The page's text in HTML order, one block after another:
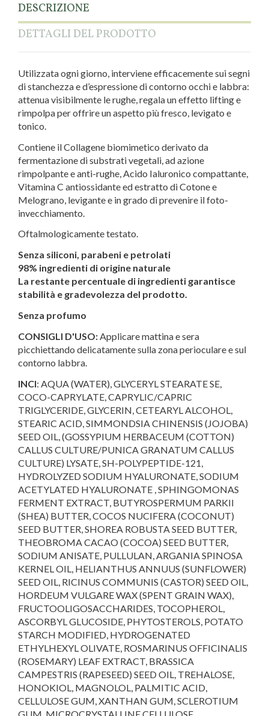
DESCRIZIONE
DETTAGLI DEL PRODOTTO
Utilizzata ogni giorno, interviene efficacemente sui segni
di stanchezza e d’espressione di contorno occhi e labbra:
attenua visibilmente le rughe, regala un effetto lifting e
rimpolpa per offrire un aspetto più fresco, levigato e
tonico.
Contiene il Collagene biomimetico derivato da
fermentazione di substrati vegetali, ad azione
rimpolpante e anti-rughe, Acido Ialuronico compattante,
Vitamina C antiossidante ed estratto di Cotone e
Melograno, levigante e in grado di prevenire il foto-
invecchiamento.
Oftalmologicamente testato.
Senza siliconi, parabeni e petrolati
98% ingredienti di origine naturale
La restante percentuale di ingredienti garantisce
stabilità e gradevolezza del prodotto.
Senza profumo
CONSIGLI D'USO: Applicare mattina e sera
picchiettando delicatamente sulla zona perioculare e sul
contorno labbra.
INCI: AQUA (WATER), GLYCERYL STEARATE SE,
COCO-CAPRYLATE, CAPRYLIC/CAPRIC
TRIGLYCERIDE, GLYCERIN, CETEARYL ALCOHOL,
STEARIC ACID, SIMMONDSIA CHINENSIS (JOJOBA)
SEED OIL, (GOSSYPIUM HERBACEUM (COTTON)
CALLUS CULTURE/PUNICA GRANATUM CALLUS
CULTURE) LYSATE, SH-POLYPEPTIDE-121,
HYDROLYZED SODIUM HYALURONATE, SODIUM
ACETYLATED HYALURONATE , SPHINGOMONAS
FERMENT EXTRACT, BUTYROSPERMUM PARKII
(SHEA) BUTTER, COCOS NUCIFERA (COCONUT)
SEED BUTTER, SHOREA ROBUSTA SEED BUTTER,
THEOBROMA CACAO (COCOA) SEED BUTTER,
SODIUM ANISATE, PULLULAN, ARGANIA SPINOSA
KERNEL OIL, HELIANTHUS ANNUUS (SUNFLOWER)
SEED OIL, RICINUS COMMUNIS (CASTOR) SEED OIL,
HORDEUM VULGARE WAX (SPENT GRAIN WAX),
FRUCTOOLIGOSACCHARIDES, TOCOPHEROL,
ASCORBYL GLUCOSIDE, PHYTOSTEROLS, POTATO
STARCH MODIFIED, HYDROGENATED
ETHYLHEXYL OLIVATE, ROSMARINUS OFFICINALIS
(ROSEMARY) LEAF EXTRACT, BRASSICA
CAMPESTRIS (RAPESEED) SEED OIL, TREHALOSE,
HONOKIOL, MAGNOLOL, PALMITIC ACID,
CELLULOSE GUM, XANTHAN GUM, SCLEROTIUM
GUM, MICROCRYSTALLINE CELLULOSE,